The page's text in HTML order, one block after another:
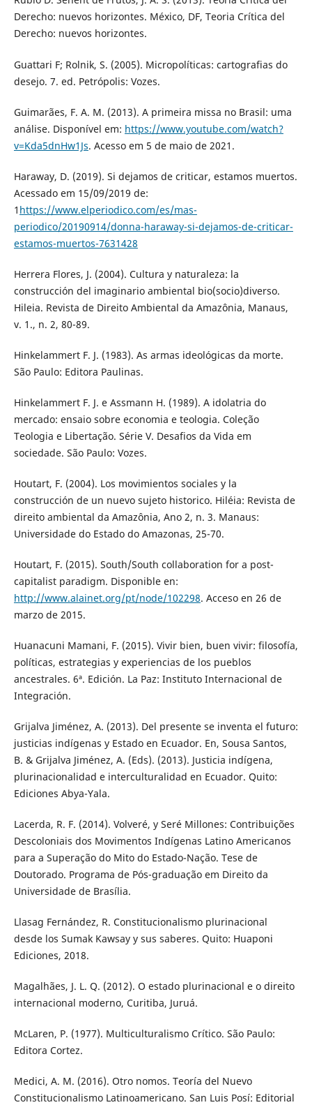
Derecho: nuevos horizontes. México, DF, Teoria Crítica del
Derecho: nuevos horizontes.
Guattari F; Rolnik, S. (2005). Micropolíticas: cartografias do
desejo. 7. ed. Petrópolis: Vozes.
Guimarães, F. A. M. (2013). A primeira missa no Brasil: uma
análise. Disponível em: https://www.youtube.com/watch?
v=Kda5dnHw1Js. Acesso em 5 de maio de 2021.
Haraway, D. (2019). Si dejamos de criticar, estamos muertos.
Acessado em 15/09/2019 de:
1 https://www.elperiodico.com/es/mas-
periodico/20190914/donna-haraway-si-dejamos-de-criticar-
estamos-muertos-7631428
Herrera Flores, J. (2004). Cultura y naturaleza: la
construcción del imaginario ambiental bio(socio)diverso.
Hileia. Revista de Direito Ambiental da Amazônia, Manaus,
v. 1., n. 2, 80-89.
Hinkelammert F. J. (1983). As armas ideológicas da morte.
São Paulo: Editora Paulinas.
Hinkelammert F. J. e Assmann H. (1989). A idolatria do
mercado: ensaio sobre economia e teologia. Coleção
Teologia e Libertação. Série V. Desafios da Vida em
sociedade. São Paulo: Vozes.
Houtart, F. (2004). Los movimientos sociales y la
construcción de un nuevo sujeto historico. Hiléia: Revista de
direito ambiental da Amazônia, Ano 2, n. 3. Manaus:
Universidade do Estado do Amazonas, 25-70.
Houtart, F. (2015). South/South collaboration for a post-
capitalist paradigm. Disponible en:
http://www.alainet.org/pt/node/102298. Acceso en 26 de
marzo de 2015.
Huanacuni Mamani, F. (2015). Vivir bien, buen vivir: filosofía,
políticas, estrategias y experiencias de los pueblos
ancestrales. 6ª. Edición. La Paz: Instituto Internacional de
Integración.
Grijalva Jiménez, A. (2013). Del presente se inventa el futuro:
justicias indígenas y Estado en Ecuador. En, Sousa Santos,
B. & Grijalva Jiménez, A. (Eds). (2013). Justicia indígena,
plurinacionalidad e interculturalidad en Ecuador. Quito:
Ediciones Abya-Yala.
Lacerda, R. F. (2014). Volveré, y Seré Millones: Contribuições
Descoloniais dos Movimentos Indígenas Latino Americanos
para a Superação do Mito do Estado-Nação. Tese de
Doutorado. Programa de Pós-graduação em Direito da
Universidade de Brasília.
Llasag Fernández, R. Constitucionalismo plurinacional
desde los Sumak Kawsay y sus saberes. Quito: Huaponi
Ediciones, 2018.
Magalhães, J. L. Q. (2012). O estado plurinacional e o direito
internacional moderno, Curitiba, Juruá.
McLaren, P. (1977). Multiculturalismo Crítico. São Paulo:
Editora Cortez.
Medici, A. M. (2016). Otro nomos. Teoría del Nuevo
Constitucionalismo Latinoamericano. San Luis Posí: Editorial